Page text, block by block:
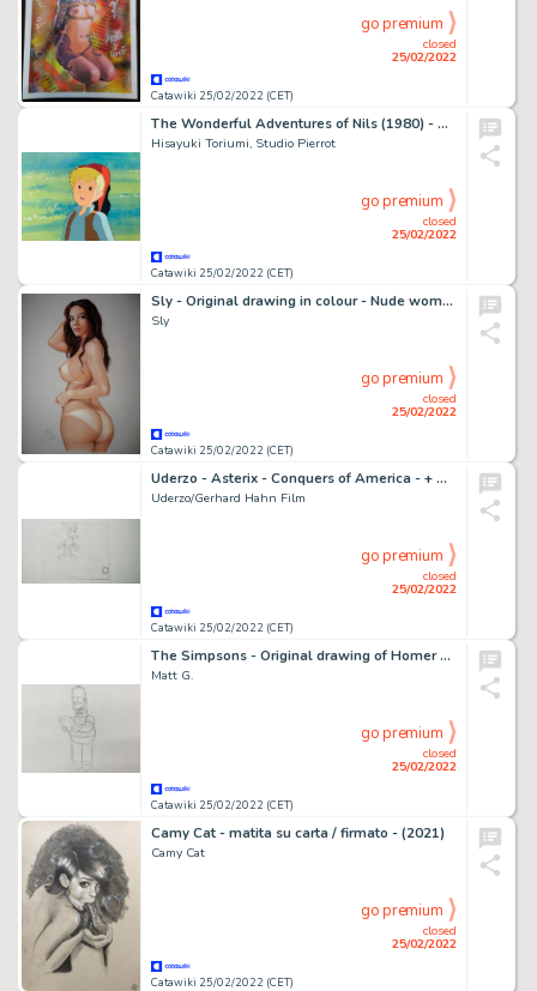
Catawiki 25/02/2022 (CET)
closed
25/02/2022
go premium
The Wonderful Adventures of Nils (1980) - Original Animation Cel of Nils Holgersson, with printed background
Hisayuki Toriumi, Studio Pierrot
Catawiki 25/02/2022 (CET)
closed
25/02/2022
go premium
Sly - Original drawing in colour - Nude woman - Size: 31 x 42 cm. - (2022)
Sly
Catawiki 25/02/2022 (CET)
closed
25/02/2022
go premium
Uderzo - Asterix - Conquers of America - + Original Animation Production Drawing + - Exemplaire unique (1994)
Uderzo/Gerhard Hahn Film
Catawiki 25/02/2022 (CET)
closed
25/02/2022
go premium
The Simpsons - Original drawing of Homer Simpson, Episode: Hello Gutter, Hello Fadder (1999)
Matt G.
Catawiki 25/02/2022 (CET)
closed
25/02/2022
go premium
Camy Cat - matita su carta / firmato - (2021)
Camy Cat
Catawiki 25/02/2022 (CET)
closed
25/02/2022
go premium